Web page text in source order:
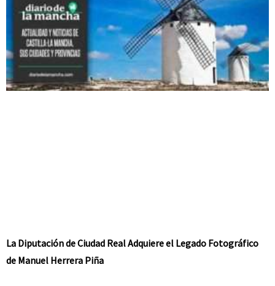
La Diputación de Ciudad Real Adquiere el Legado Fotográfico
de Manuel Herrera Piña